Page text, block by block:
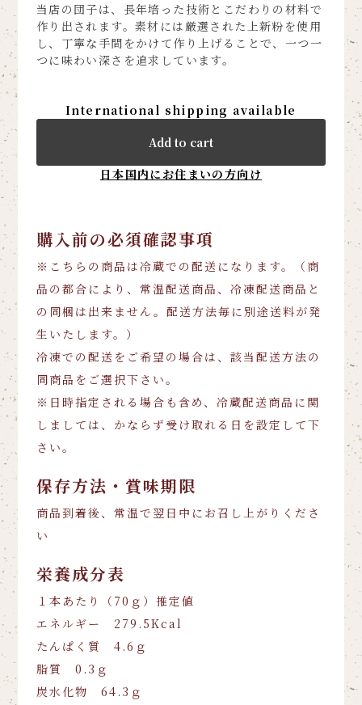
当店の団子は、長年培った技術とこだわりの材料で
作り出されます。素材には厳選された上新粉を使用
し、丁寧な手間をかけて作り上げることで、一つ一
つに味わい深さを追求しています。
International shipping available
Add to cart
日本国内にお住まいの方向け
購入前の必須確認事項
※こちらの商品は冷蔵での配送になります。（商
品の都合により、常温配送商品、冷凍配送商品と
の同梱は出来ません。配送方法毎に別途送料が発
生いたします。）
冷凍での配送をご希望の場合は、該当配送方法の
同商品をご選択下さい。
※日時指定される場合も含め、冷蔵配送商品に関
しましては、かならず受け取れる日を設定して下
さい。
保存方法・賞味期限
商品到着後、常温で翌日中にお召し上がりくださ
い
栄養成分表
１本あたり（70ｇ）推定値
エネルギー 279.5Kcal
たんぱく質 4.6ｇ
脂質 0.3ｇ
炭水化物 64.3ｇ